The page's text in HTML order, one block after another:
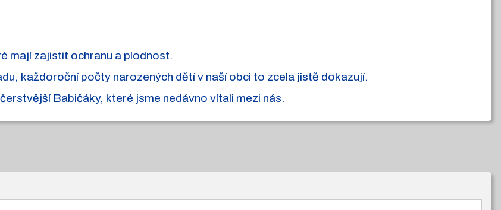
mají zajistit ochranu a plodnost.
každoroční počty narozených dětí v naší obci to zcela jistě dokazují.
Babičáky, které jsme nedávno vítali mezi nás.